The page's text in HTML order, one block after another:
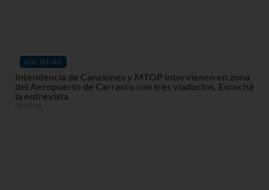
SOCIEDAD
Intendencia de Canelones y MTOP intervienen en zona
del Aeropuerto de Carrasco con tres viaductos. Escuchá
la entrevista
31/07/26